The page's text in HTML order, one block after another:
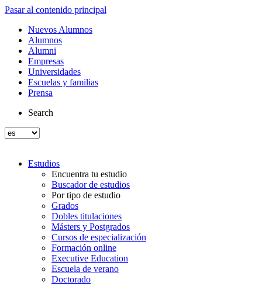
Pasar al contenido principal
Nuevos Alumnos
Alumnos
Alumni
Empresas
Universidades
Escuelas y familias
Prensa
Search
Estudios
Encuentra tu estudio
Buscador de estudios
Por tipo de estudio
Grados
Dobles titulaciones
Másters y Postgrados
Cursos de especialización
Formación online
Executive Education
Escuela de verano
Doctorado